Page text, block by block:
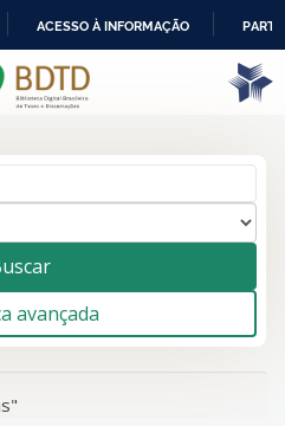
IR
PARA
ACESSO À INFORMAÇÃO
de996para a busca ' "Cartas"
avançada